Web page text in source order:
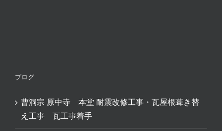
ブログ
曹洞宗 原中寺 本堂 耐震改修工事・瓦屋根葺き替
え工事 瓦工事着手